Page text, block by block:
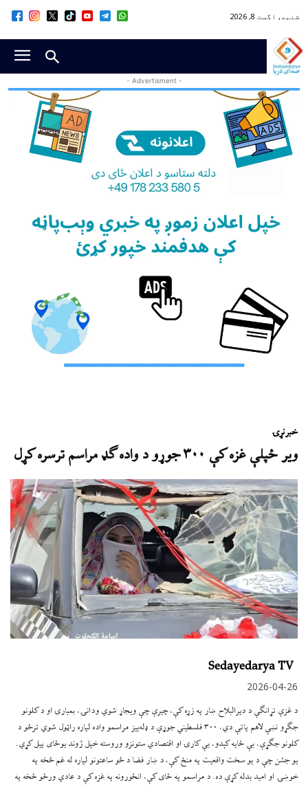
شنبه, اگست 8, 2026
- Advertisment -
خبرنړۍ
وير ځپلې غزه کې ۳۰۰ جوړو د واده ګډ مراسم ترسره کړل
Sedayedarya TV
2026-04-26
د غزې تړانګې د دیرالبلاح ښار په زړه کې، چیرې چې ویجاړ شوي ودانۍ، بمبارۍ او د کلونو
جګړو نښې لاهم پاتې دي، ۳۰۰ فلسطیني جوړې د ډله‌ییز مراسمو واده لپاره راټول شوي ترڅو د
کلونو جګړې، بې ځایه کېدو، بې کارۍ او اقتصادي ستونزو وروسته خپل ژوند یوځای پیل کړي.
یو جشن چې د یو سخت واقعیت په منځ کې، د ښار فضا د څو ساعتونو لپاره له غم څخه په
خوښۍ او امید بدله کړې ده. د مراسمو په ځای کې، انځورونه په غزه کې د عادي ورځو څخه په